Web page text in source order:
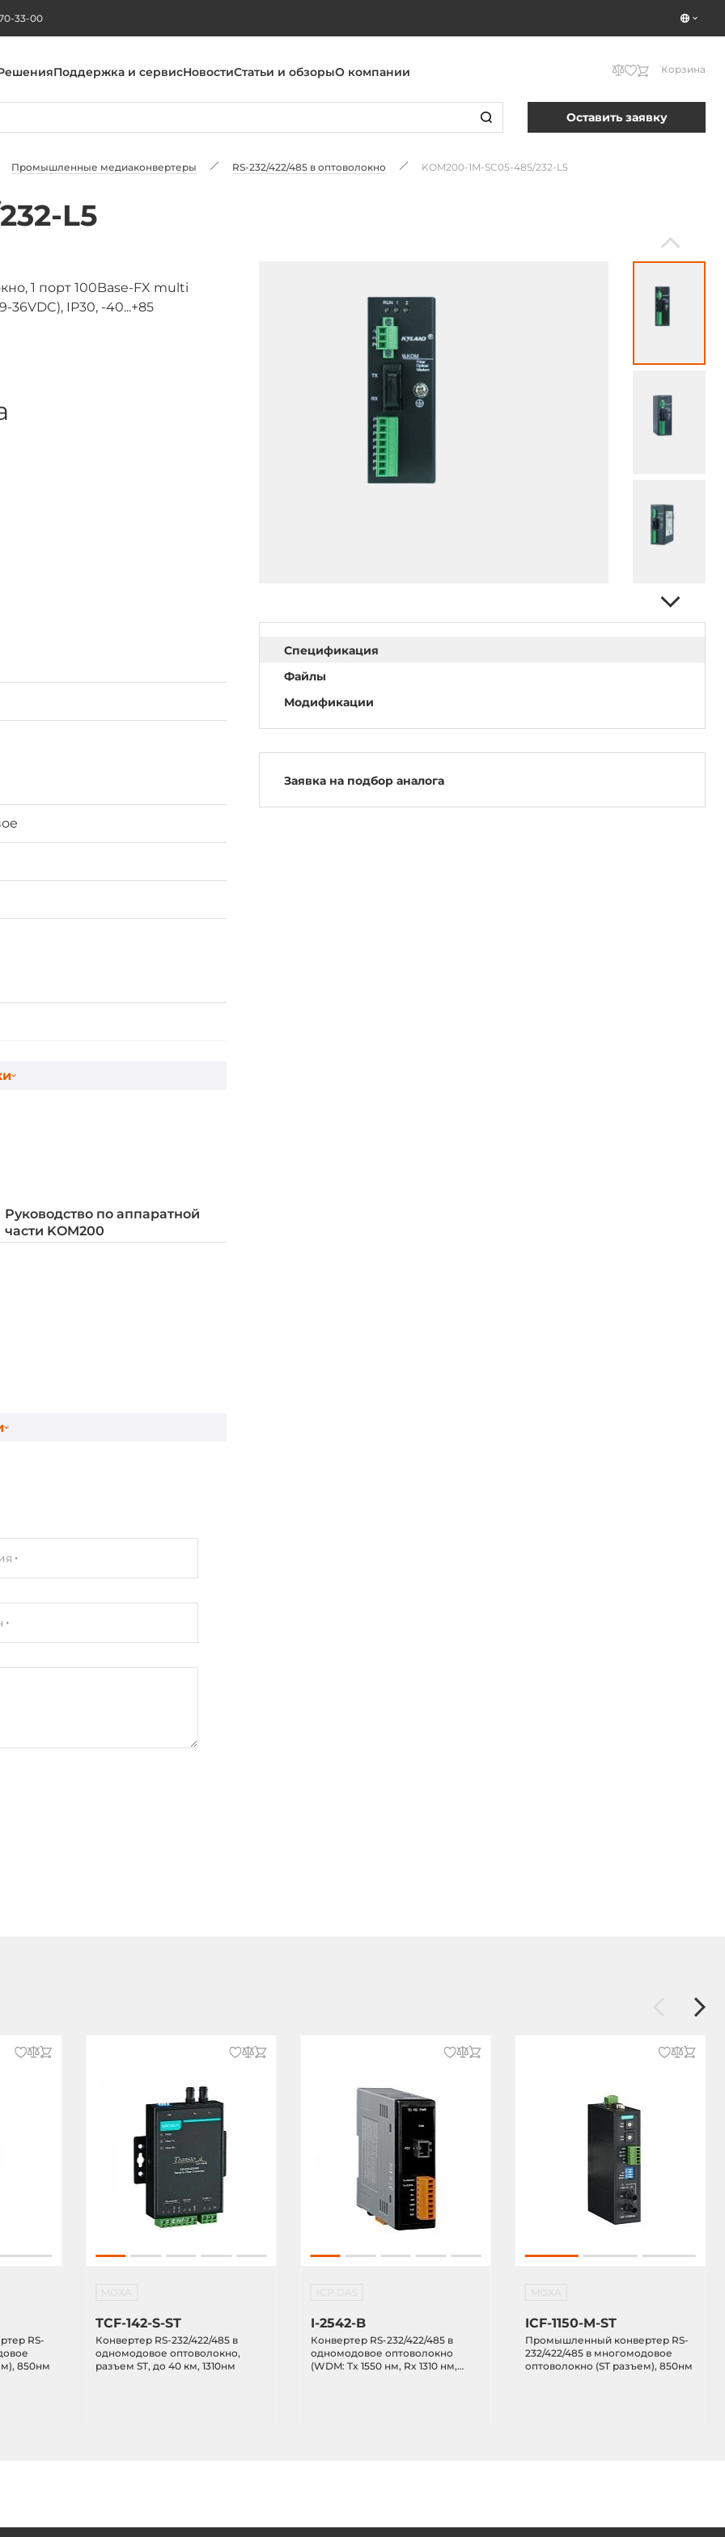
33-00
Поддержка и сервисНовостиСтатьи и обзорыО компании Корзина
Оставить заявку
Промышленные медиаконвертеры RS-232/422/485 в оптоволокно KOM200-1M-SC05-485/232-L5
L5
1 порт 100Base-FX multi
36VDC), IP30, -40...+85
рейку
Руководство по аппаратной
части KOM200
Спецификация
Файлы
Модификации
Заявка на подбор аналога
RS-
850нм
TCF-142-S-ST
Конвертер RS-232/422/485 в
одномодовое оптоволокно,
разъем ST, до 40 км, 1310нм
I-2542-B
Конвертер RS-232/422/485 в
одномодовое оптоволокно
(WDM: Tx 1550 нм, Rx 1310 нм,
ICF-1150-M-ST
Промышленный конвертер RS-
232/422/485 в многомодовое
оптоволокно (ST разъем), 850нм